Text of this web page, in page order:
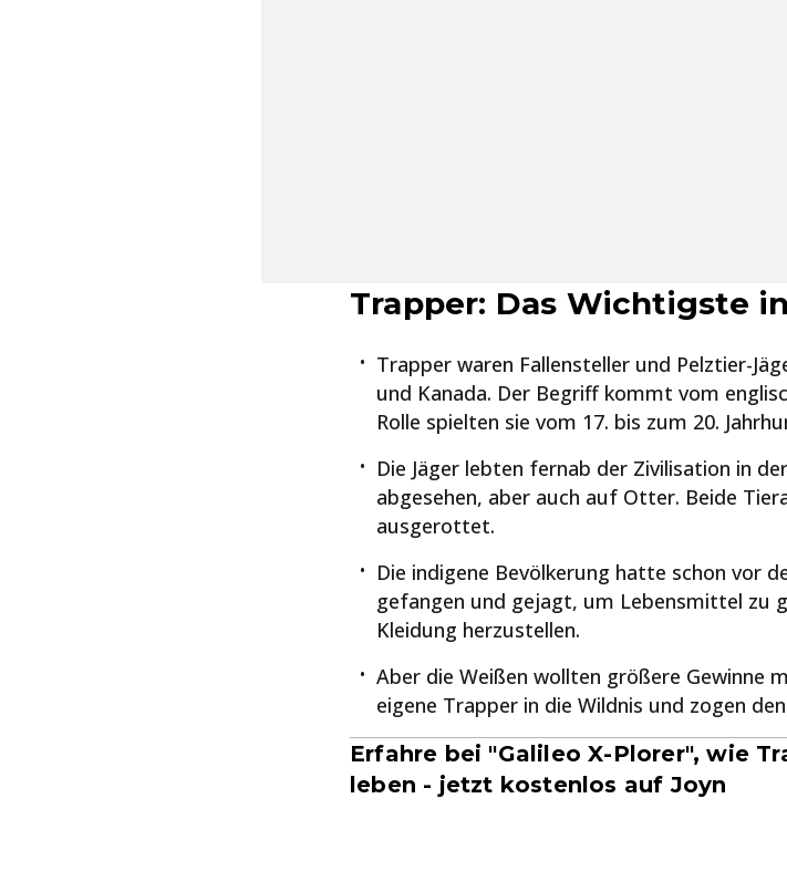
Trapper: Das Wichtigste
Trapper waren Fallensteller und Pelztier-
und Kanada. Der Begriff kommt vom
Rolle spielten sie vom 17. bis zum 20.
Die Jäger lebten fernab der Zivilisation in
abgesehen, aber auch auf Otter. Beide
ausgerottet.
Die indigene Bevölkerung hatte schon vor
gefangen und gejagt, um Lebensmittel zu
Kleidung herzustellen.
Aber die Weißen wollten größere Gewinne
eigene Trapper in die Wildnis und zogen
Erfahre bei "Galileo X-Plorer", wie
leben - jetzt kostenlos auf Joyn